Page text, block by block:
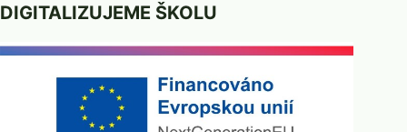
DIGITALIZUJEME ŠKOLU